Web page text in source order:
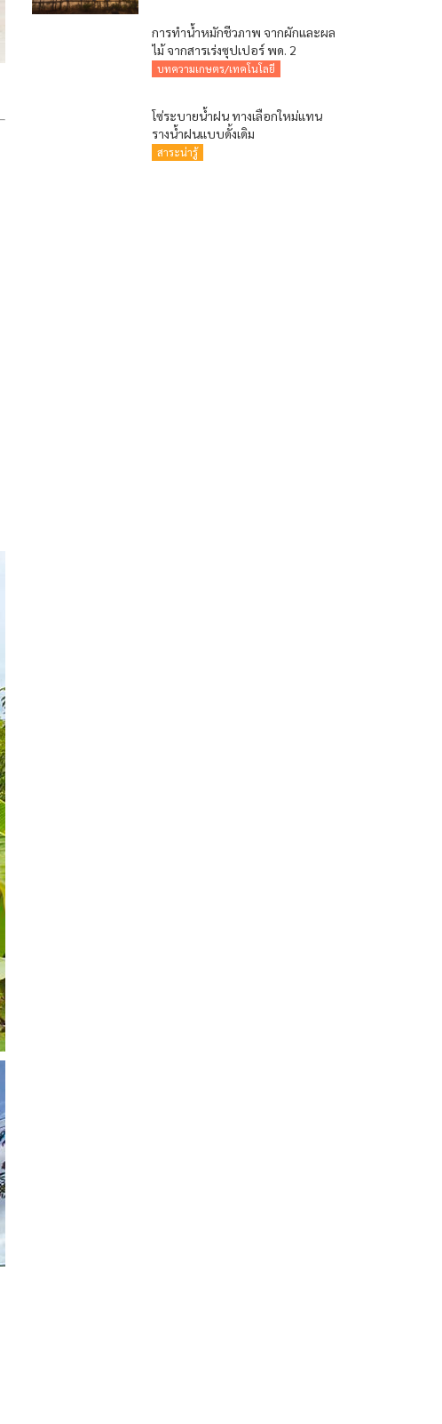
การทำน้ำหมักชีวภาพ จากผักและผล
ไม้ จากสารเร่งซุปเปอร์ พด. 2
บทความเกษตร/เทคโนโลยี
โซ่ระบายน้ำฝน ทางเลือกใหม่แทน
รางน้ำฝนแบบดั้งเดิม
สาระน่ารู้